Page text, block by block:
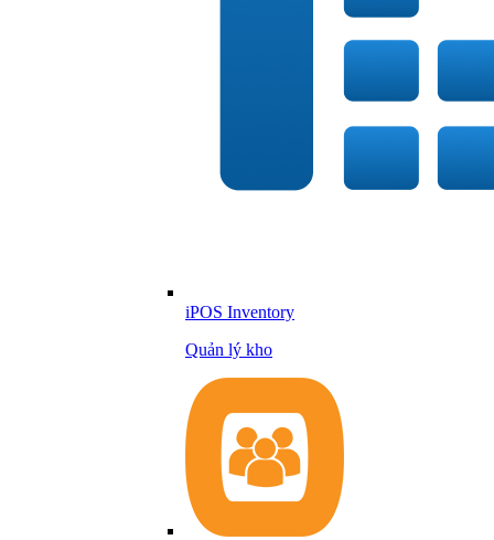
iPOS Inventory
Quản lý kho